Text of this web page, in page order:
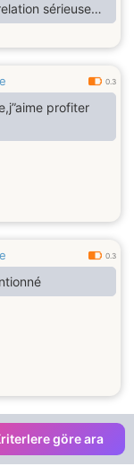
sérieuse
famille
0.3
profiter
0.3
göre ara